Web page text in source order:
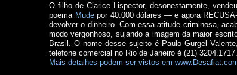
O filho de Clarice Lispector, desonestamente,
poema Mudepor 40.000 dólares — e agora
devolver o dinheiro. Com essa atitude criminosa,
modo vergonhoso, sujando a imagem da maior
Brasil. O nome desse sujeito é Paulo Gurgel
telefone comercial no Rio de Janeiro é (21) 3204.1717.
Mais detalhes podem ser vistos em